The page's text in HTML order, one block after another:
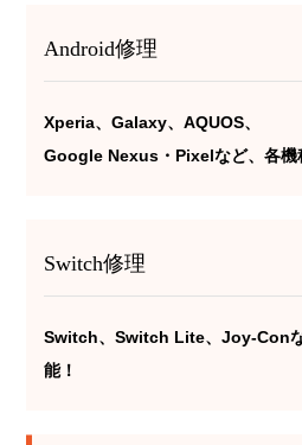
Android修理
Xperia、Galaxy、AQUOS、
Google Nexus・Pixelなど、各機
Switch修理
Switch、Switch Lite、Joy-Con
能！